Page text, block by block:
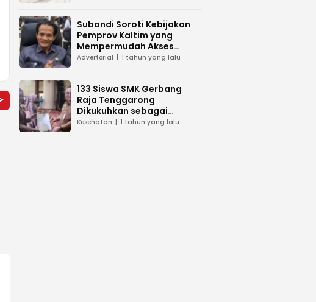
Subandi Soroti Kebijakan
Pemprov Kaltim yang
Mempermudah Akses
Layanan Kesehatan
Advertorial 1 tahun yang lalu
133 Siswa SMK Gerbang
Raja Tenggarong
Dikukuhkan sebagai
Asisten Tenaga Kesehatan
Kesehatan 1 tahun yang lalu